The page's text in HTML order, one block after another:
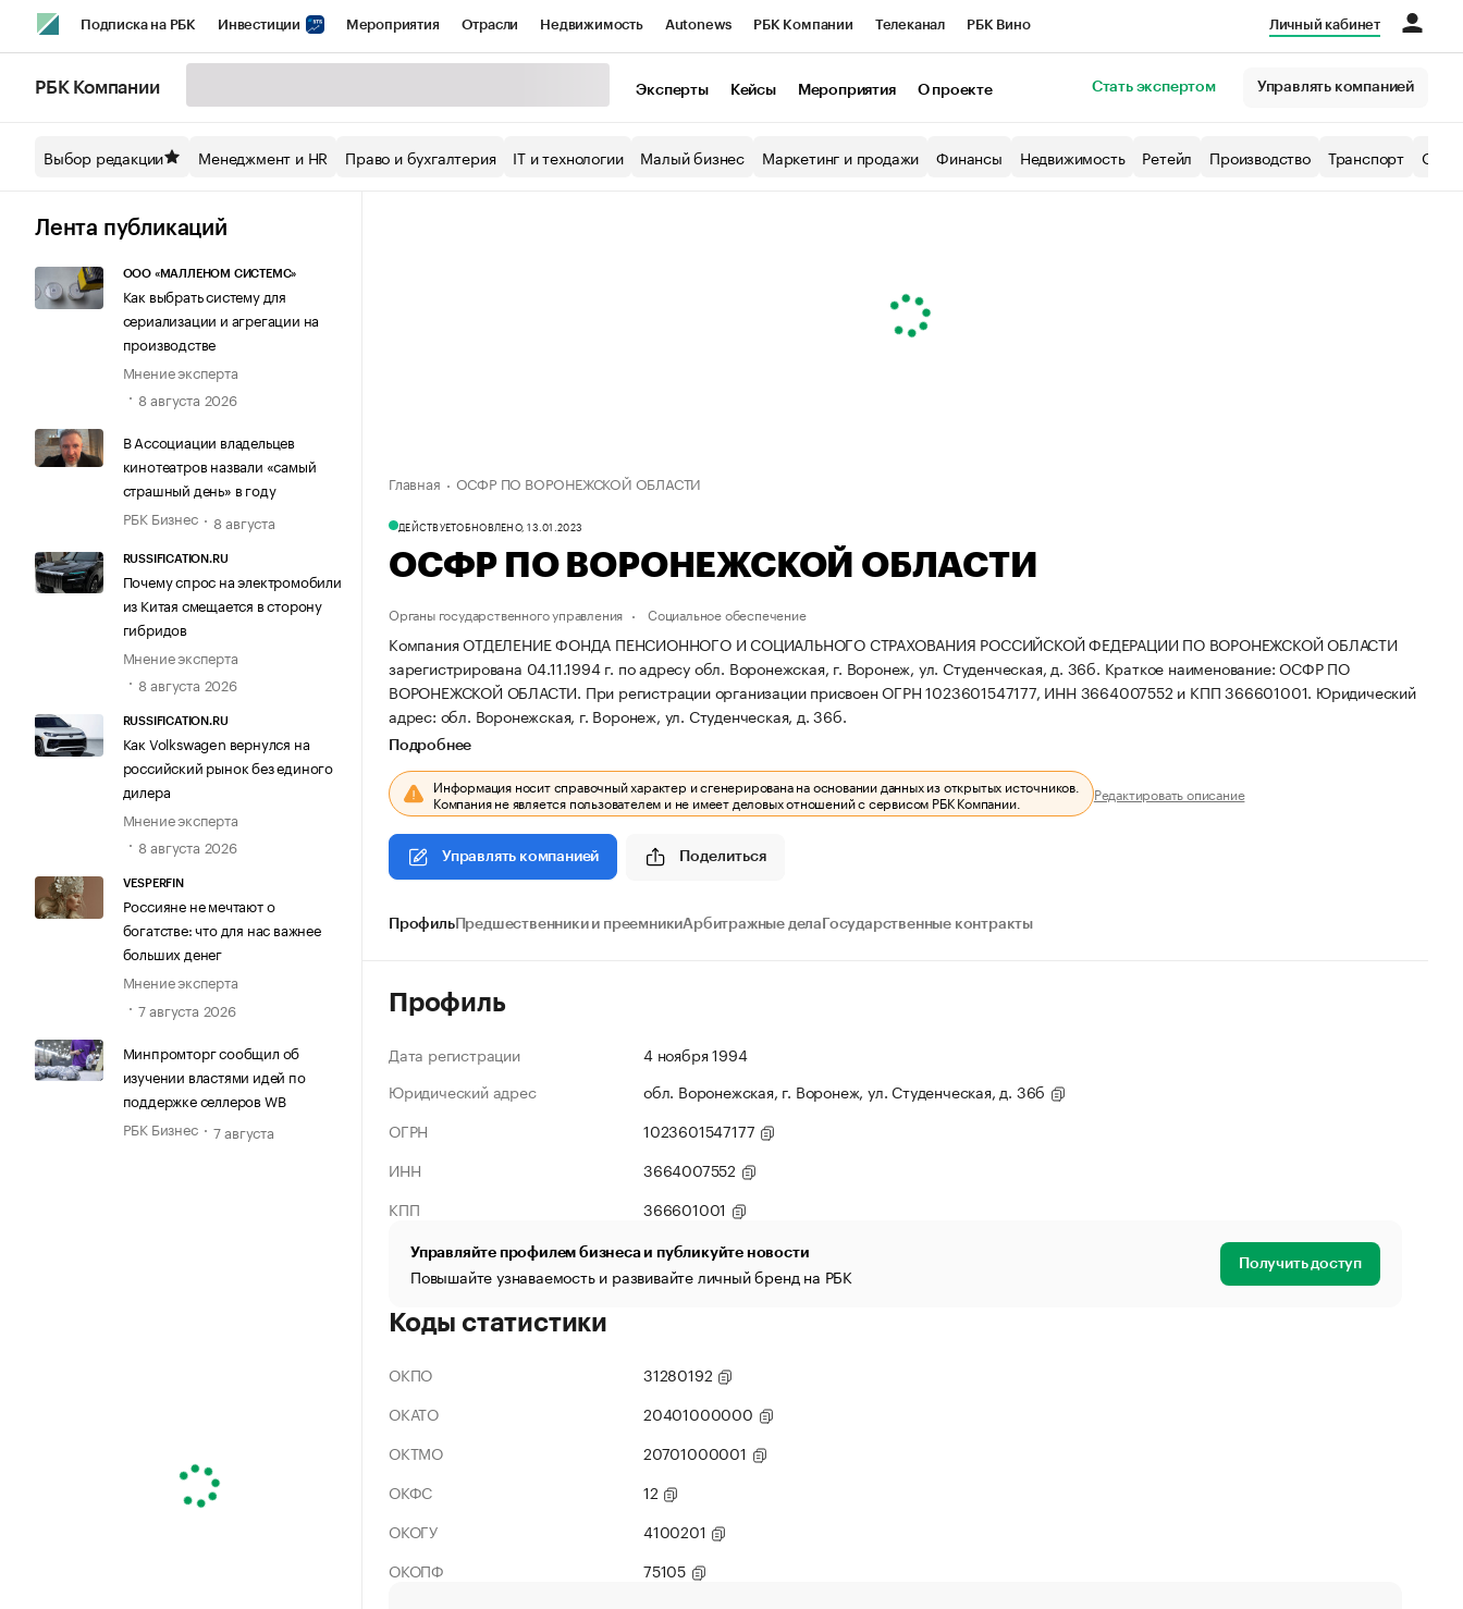
Подписка на РБК Инвестиции Мероприятия Отрасли Недвижимость Autonews РБК Компании Телеканал РБК Вино
Спецпроекты СПб Конференции СПб Спецпроекты Экономика Бизнес
Технологии и медиа
Личный кабинет
РБК Компании Эксперты Кейсы Мероприятия О проекте Стать экспертом Управлять компанией
Выбор редакции Менеджмент и HR Право и бухгалтерия IT и технологии Малый бизнес Маркетинг и продажи Финансы Недвижимость Ретейл Производство Транспорт
Лента публикаций
ООО «МАЛЛЕНОМ СИСТЕМС»
Как выбрать систему для
сериализации и агрегации на
производстве
Мнение эксперта
8 августа 2026
В Ассоциации владельцев
кинотеатров назвали «самый
страшный день» в году
РБК Бизнес
8 августа
RUSSIFICATION.RU
Почему спрос на электромобили
из Китая смещается в сторону
гибридов
Мнение эксперта
8 августа 2026
RUSSIFICATION.RU
Как Volkswagen вернулся на
российский рынок без единого
дилера
Мнение эксперта
8 августа 2026
VESPERFIN
Россияне не мечтают о
богатстве: что для нас важнее
больших денег
Мнение эксперта
7 августа 2026
Минпромторг сообщил об
изучении властями идей по
поддержке селлеров WB
РБК Бизнес
7 августа
Главная ОСФР ПО ВОРОНЕЖСКОЙ ОБЛАСТИ
ДЕЙСТВУЕТОБНОВЛЕНО, 13.01.2023
ОСФР ПО ВОРОНЕЖСКОЙ ОБЛАСТИ
Органы государственного управления Социальное обеспечение
Компания ОТДЕЛЕНИЕ ФОНДА ПЕНСИОННОГО И СОЦИАЛЬНОГО СТРАХОВАНИЯ РОССИЙСКОЙ ФЕДЕРАЦИИ ПО ВОРОНЕЖСКОЙ ОБЛАСТИ
зарегистрирована 04.11.1994 г. по адресу обл. Воронежская, г. Воронеж, ул. Студенческая, д. 36б. Краткое наименование: ОСФР ПО
ВОРОНЕЖСКОЙ ОБЛАСТИ. При регистрации организации присвоен ОГРН 1023601547177, ИНН 3664007552 и КПП 366601001. Юридический
адрес: обл. Воронежская, г. Воронеж, ул. Студенческая, д. 36б.
Подробнее
Информация носит справочный характер и сгенерирована на основании данных из открытых источников.
Компания не является пользователем и не имеет деловых отношений с сервисом РБК Компании. Редактировать описание
Управлять компанией Поделиться
ПрофильПредшественники и преемникиАрбитражные дела Государственные контракты
Профиль
Дата регистрации
4 ноября 1994
Юридический адрес
обл. Воронежская, г. Воронеж, ул. Студенческая, д. 36б
ОГРН
1023601547177
ИНН
3664007552
КПП
366601001
Управляйте профилем бизнеса и публикуйте новости
Повышайте узнаваемость и развивайте личный бренд на РБК Получить доступ
Коды статистики
ОКПО
31280192
ОКАТО
20401000000
ОКТМО
20701000001
ОКФС
12
ОКОГУ
4100201
ОКОПФ
75105